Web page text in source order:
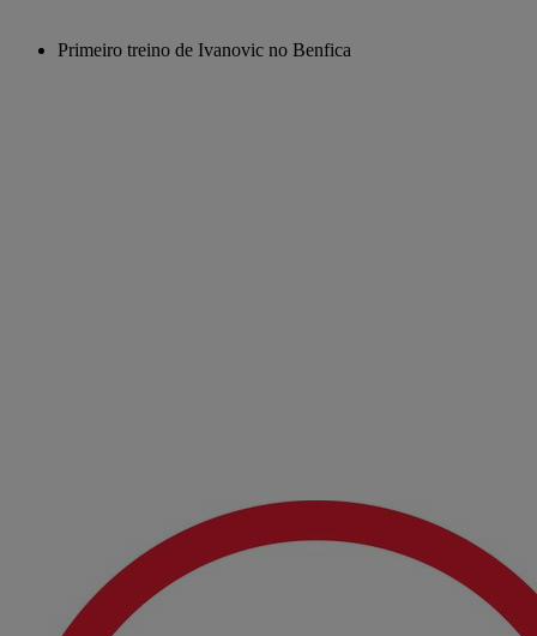
Primeiro treino de Ivanovic no Benfica